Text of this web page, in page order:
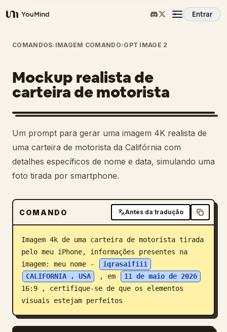
YouMind
Entrar
Visão Geral
Casos de Uso
Habilidades
Prompts
Preços
Baixar
Blog
Atualizações
COMANDOS› IMAGEM COMANDO›GPT IMAGE 2
Mockup realista de
carteira de motorista
Um prompt para gerar uma imagem 4K realista de
uma carteira de motorista da Califórnia com
detalhes específicos de nome e data, simulando uma
foto tirada por smartphone.
COMANDO Antes da tradução
Imagem 4k de uma carteira de motorista tirada
pelo meu iPhone, informações presentes na
imagem: meu nome -
iqrasaifiii
CALIFORNIA , USA
, em
11 de maio de 2026
16:9 , certifique-se de que os elementos
visuais estejam perfeitos